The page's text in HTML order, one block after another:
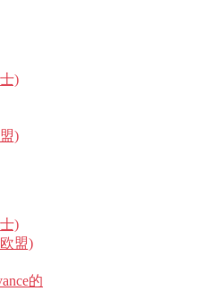
)
)
)
盟)
的